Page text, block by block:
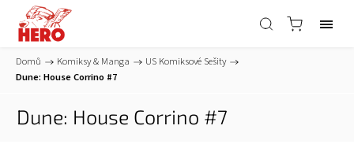
Domů / Komiksy & Manga / US Komiksové Sešity /
Dune: House Corrino #7
Dune: House Corrino #7